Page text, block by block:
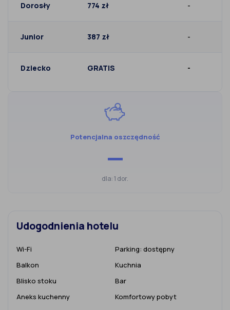
Dorosły 774 zł -
Junior 387 zł -
Dziecko GRATIS -
Potencjalna oszczędność
—
dla: 1 dor.
Udogodnienia hotelu
Wi-Fi Parking: dostępny
Balkon
Kuchnia
Blisko stoku
Bar
Aneks kuchenny
Komfortowy pobyt